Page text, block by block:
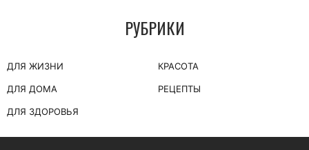
РУБРИКИ
ДЛЯ ЖИЗНИ
ДЛЯ ДОМА
ДЛЯ ЗДОРОВЬЯ
КРАСОТА
РЕЦЕПТЫ